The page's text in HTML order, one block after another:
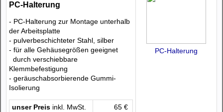
PC-Halterung
- PC-Halterung zur Montage unterhalb
der Arbeitsplatte
- pulverbeschichteter Stahl, silber
- für alle Gehäusegrößen geeignet
durch verschiebbare
Klemmbefestigung
- geräuschabsorbierende Gummi-
Isolierung
unser Preis inkl. MwSt. 65 €
PC-Halterung